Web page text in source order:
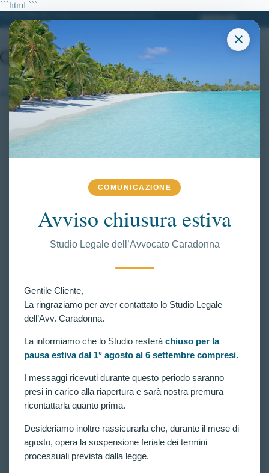
```html
×
COMUNICAZIONE
Avviso chiusura estiva
Studio Legale dell’Avvocato Caradonna
Gentile Cliente,
La ringraziamo per aver contattato lo Studio Legale
dell’Avv. Caradonna.
La informiamo che lo Studio resterà chiuso per la
pausa estiva dal 1° agosto al 6 settembre compresi.
I messaggi ricevuti durante questo periodo saranno
presi in carico alla riapertura e sarà nostra premura
ricontattarla quanto prima.
Desideriamo inoltre rassicurarla che, durante il mese di
agosto, opera la sospensione feriale dei termini
processuali prevista dalla legge.
```
contenuto
ansia da prestazione
concorso 4918 allievi carabinieri: Nuovo
accoglimento al tar lazio. Ordinata Verificazione
Medica per Candidato Escluso per “note d’Ansia da
Prestazione”
Concorso per 4918 allievi carabinieri: il Tribunale
Amministrativo Regionale per il Lazio ha emesso
una significativa ordinanza che rappresenta un
ulteriore successo nell’ambito dei contenziosi relativi